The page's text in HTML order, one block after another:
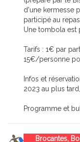
d'une kermesse
participé au
Une tombola est
Tarifs : 1€ par
15€/personne
Infos et
2023 au plus
Programme et
Brocantes,